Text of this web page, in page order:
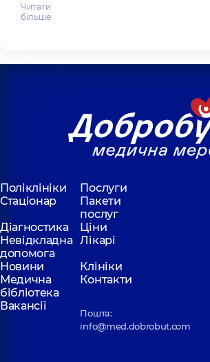
Читати
більше
Поліклініки
Послуги
Стаціонар
Пакети
послуг
Діагностика
Ціни
Невідкладна
допомога
Лікарі
Новини
Клініки
Медична
бібліотека
Контакти
Вакансії
Пошта:
info@med.dobrobut.com